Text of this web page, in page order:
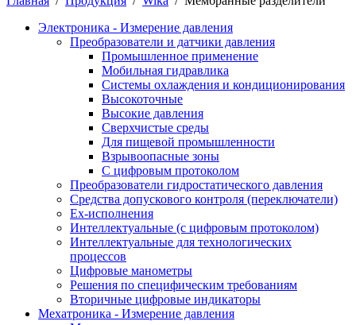
Электроника - Измерение давления
Преобразователи и датчики давления
Промышленное применение
Мобильная гидравлика
Системы охлаждения и кондиционирования
Высокоточные
Высокие давления
Сверхчистые среды
Для пищевой промышленности
Взрывоопасные зоны
С цифровым протоколом
Преобразователи гидростатического давления
Средства допускового контроля (переключатели)
Ex-исполнения
Интеллектуальные (с цифровым протоколом)
Интеллектуальные для технологических
процессов
Цифровые манометры
Решения по специфическим требованиям
Вторичные цифровые индикаторы
Мехатроника - Измерение давления